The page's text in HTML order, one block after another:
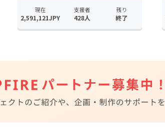
現在
2,591,121JPY
支援者
428人
残り
終了